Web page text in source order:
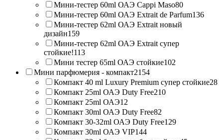
Мини-тестер 60ml ОАЭ Cappi Maso80
Мини-тестер 60ml ОАЭ Extrait de Parfum136
Мини-тестер 62ml ОАЭ Extrait новый
дизайн159
Мини-тестер 62ml ОАЭ Extrait супер
стойкие!113
Мини тестер 65ml ОАЭ стойкие102
Мини парфюмерия - компакт2154
Компакт 40 ml Luxury Premium супер стойкие28
Компакт 25ml ОАЭ Duty Free210
Компакт 25ml ОАЭ12
Компакт 30ml ОАЭ Duty Free82
Компакт 30-32ml ОАЭ Duty Free129
Компакт 30ml ОАЭ VIP144